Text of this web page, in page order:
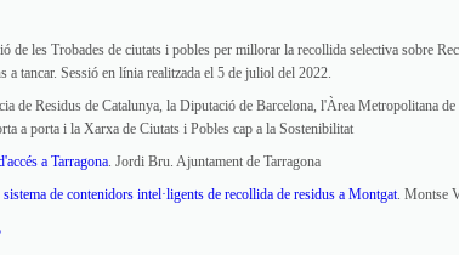
de les Trobades de ciutats i pobles per millorar la recollida selectiva sobre
a tancar. Sessió en línia realitzada el 5 de juliol del 2022.
de Residus de Catalunya, la Diputació de Barcelona, l'Àrea Metropolitana
a porta i la Xarxa de Ciutats i Pobles cap a la Sostenibilitat
a Tarragona. Jordi Bru. Ajuntament de Tarragona
de contenidors intel·ligents de recollida de residus a Montgat. Montse